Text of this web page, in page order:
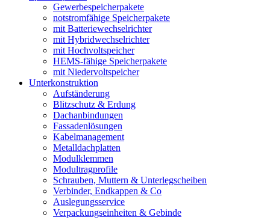
Gewerbespeicherpakete
notstromfähige Speicherpakete
mit Batteriewechselrichter
mit Hybridwechselrichter
mit Hochvoltspeicher
HEMS-fähige Speicherpakete
mit Niedervoltspeicher
Unterkonstruktion
Aufständerung
Blitzschutz & Erdung
Dachanbindungen
Fassadenlösungen
Kabelmanagement
Metalldachplatten
Modulklemmen
Modultragprofile
Schrauben, Muttern & Unterlegscheiben
Verbinder, Endkappen & Co
Auslegungsservice
Verpackungseinheiten & Gebinde